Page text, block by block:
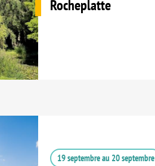
Rocheplatte
19 septembreau 20 septembre